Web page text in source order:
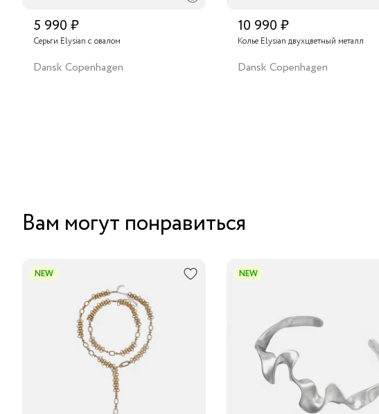
5 990 ₽
Серьги Elysian с овалом
Dansk Copenhagen
10 990 ₽
Колье Elysian двухцветный металл
Dansk Copenhagen
Вам могут понравиться
NEW NEW